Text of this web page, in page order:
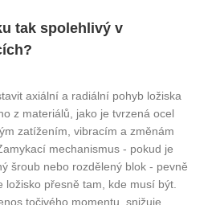
tak spolehlivý v
axiální a radiální pohyb ložiska
z materiálů, jako je tvrzená ocel
zatížením, vibracím a změnám
mechanismus - pokud je
šroub nebo rozdělený blok - pevně
ložisko přesně tam, kde musí být.
točivého momentu, snižuje